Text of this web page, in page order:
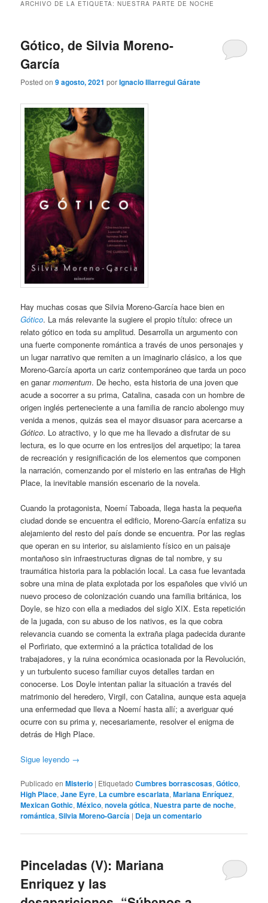
ARCHIVO DE LA ETIQUETA:NUESTRA PARTE DE NOCHE
Gótico, de Silvia Moreno-
García
Posted on9 agosto, 2021 porIgnacio Illarregui Gárate
Hay muchas cosas que Silvia Moreno-García hace bien en
Gótico. La más relevante la sugiere el propio título: ofrece un
relato gótico en toda su amplitud. Desarrolla un argumento con
una fuerte componente romántica a través de unos personajes y
un lugar narrativo que remiten a un imaginario clásico, a los que
Moreno-García aporta un cariz contemporáneo que tarda un poco
en ganarmomentum. De hecho, esta historia de una joven que
acude a socorrer a su prima, Catalina, casada con un hombre de
origen inglés perteneciente a una familia de rancio abolengo muy
venida a menos, quizás sea el mayor disuasor para acercarse a
Gótico. Lo atractivo, y lo que me ha llevado a disfrutar de su
lectura, es lo que ocurre en los entresijos del arquetipo; la tarea
de recreación y resignificación de los elementos que componen
la narración, comenzando por el misterio en las entrañas de High
Place, la inevitable mansión escenario de la novela.
Cuando la protagonista, Noemí Taboada, llega hasta la pequeña
ciudad donde se encuentra el edificio, Moreno-García enfatiza su
alejamiento del resto del país donde se encuentra. Por las reglas
que operan en su interior, su aislamiento físico en un paisaje
montañoso sin infraestructuras dignas de tal nombre, y su
traumática historia para la población local. La casa fue levantada
sobre una mina de plata explotada por los españoles que vivió un
nuevo proceso de colonización cuando una familia británica, los
Doyle, se hizo con ella a mediados del siglo XIX. Esta repetición
de la jugada, con su abuso de los nativos, es la que cobra
relevancia cuando se comenta la extraña plaga padecida durante
el Porfiriato, que exterminó a la práctica totalidad de los
trabajadores, y la ruina económica ocasionada por la Revolución,
y un turbulento suceso familiar cuyos detalles tardan en
conocerse. Los Doyle intentan paliar la situación a través del
matrimonio del heredero, Virgil, con Catalina, aunque esta aqueja
una enfermedad que lleva a Noemí hasta allí; a averiguar qué
ocurre con su prima y, necesariamente, resolver el enigma de
detrás de High Place.
Sigue leyendo →
Publicado en Misterio | Etiquetado Cumbres borrascosas,Gótico,
High Place,Jane Eyre, La cumbre escarlata,Mariana Enríquez,
Mexican Gothic,México,novela gótica,Nuestra parte de noche,
romántica,Silvia Moreno-García | Deja un comentario
Pinceladas (V): Mariana
Enriquez y las